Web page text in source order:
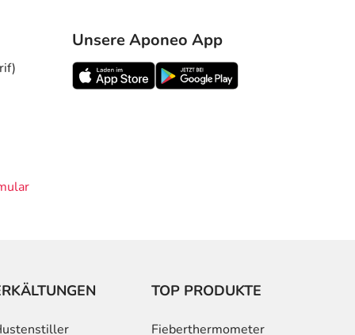
Unsere Aponeo App
TOP PRODUKTE
Fieberthermometer